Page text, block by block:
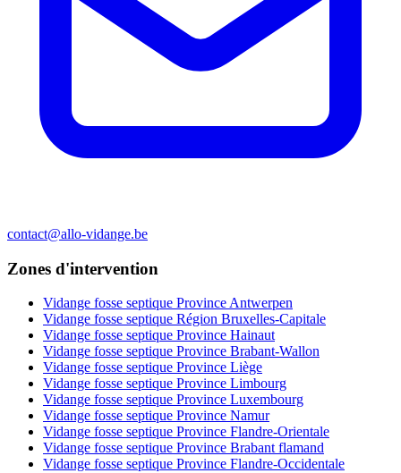
contact@allo-vidange.be
Zones d'intervention
Vidange fosse septique Province Antwerpen
Vidange fosse septique Région Bruxelles-Capitale
Vidange fosse septique Province Hainaut
Vidange fosse septique Province Brabant-Wallon
Vidange fosse septique Province Liège
Vidange fosse septique Province Limbourg
Vidange fosse septique Province Luxembourg
Vidange fosse septique Province Namur
Vidange fosse septique Province Flandre-Orientale
Vidange fosse septique Province Brabant flamand
Vidange fosse septique Province Flandre-Occidentale